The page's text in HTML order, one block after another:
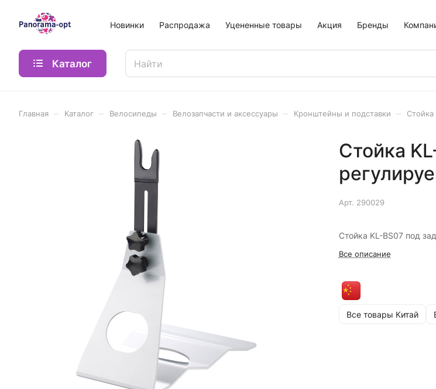
Новинки Распродажа Уцененные товары Акция Бренды
Каталог
Главная Каталог Велосипеды Велозапчасти и аксессуары Кронштейны и подставки
Стойка
Арт. 290029
Стойка KL-BS07 под
Все описание
Все товары Китай